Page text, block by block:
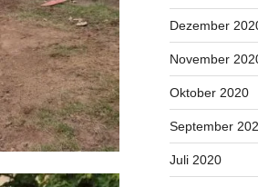
Dezember
November
Oktober 2020
September
Juli 2020